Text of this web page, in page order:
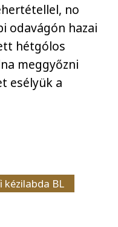
no
odavágón hazai
hétgólos
meggyőzni
esélyük a
kézilabda BL